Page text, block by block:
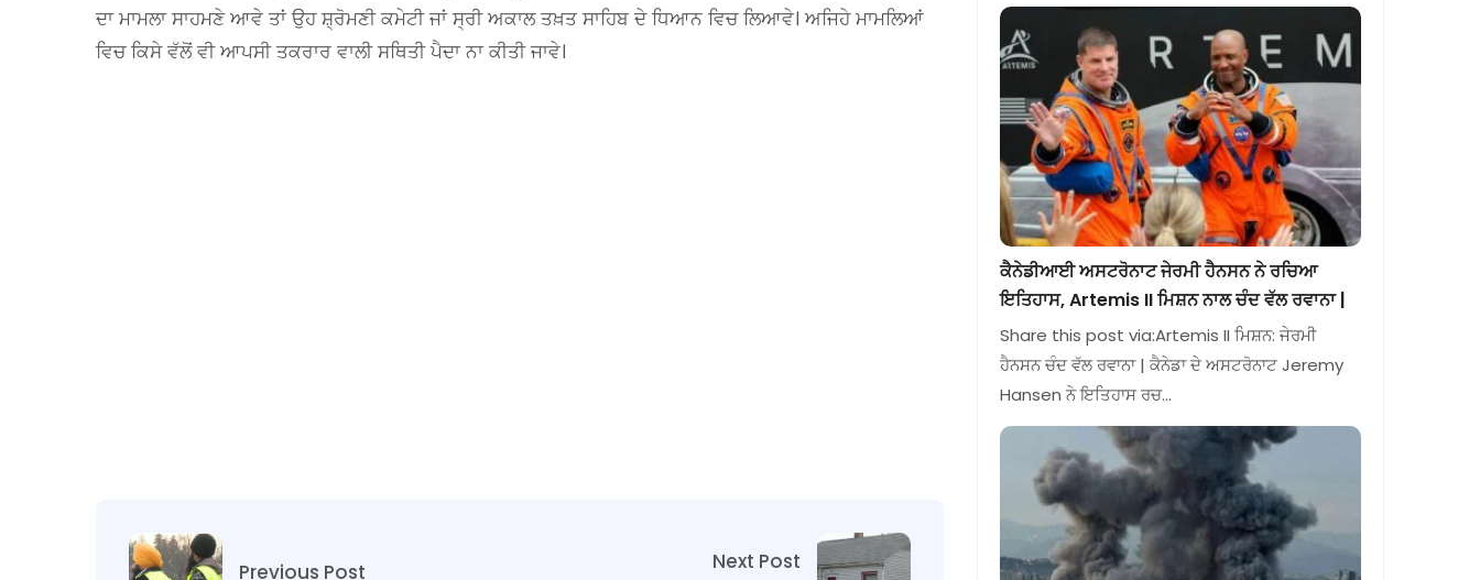
ਦਾ ਮਾਮਲਾ ਸਾਹਮਣੇ ਆਵੇ ਤਾਂ ਉਹ ਸ਼੍ਰੋਮਣੀ ਕਮੇਟੀ ਜਾਂ ਸ੍ਰੀ ਅਕਾਲ ਤਖ਼ਤ ਸਾਹਿਬ ਦੇ ਧਿਆਨ ਵਿਚ ਲਿਆਵੇ। ਅਜਿਹੇ ਮਾਮਲਿਆਂ
ਵਿਚ ਕਿਸੇ ਵੱਲੋਂ ਵੀ ਆਪਸੀ ਤਕਰਾਰ ਵਾਲੀ ਸਥਿਤੀ ਪੈਦਾ ਨਾ ਕੀਤੀ ਜਾਵੇ।
Previous Post Next Post
ਕੈਨੇਡੀਆਈ ਅਸਟਰੋਨਾਟ ਜੇਰਮੀ ਹੈਨਸਨ ਨੇ ਰਚਿਆ
ਇਤਿਹਾਸ, Artemis II ਮਿਸ਼ਨ ਨਾਲ ਚੰਦ ਵੱਲ ਰਵਾਨਾ |
Share this post via:Artemis II ਮਿਸ਼ਨ: ਜੇਰਮੀ
ਹੈਨਸਨ ਚੰਦ ਵੱਲ ਰਵਾਨਾ | ਕੈਨੇਡਾ ਦੇ ਅਸਟਰੋਨਾਟ Jeremy
Hansen ਨੇ ਇਤਿਹਾਸ ਰਚ…